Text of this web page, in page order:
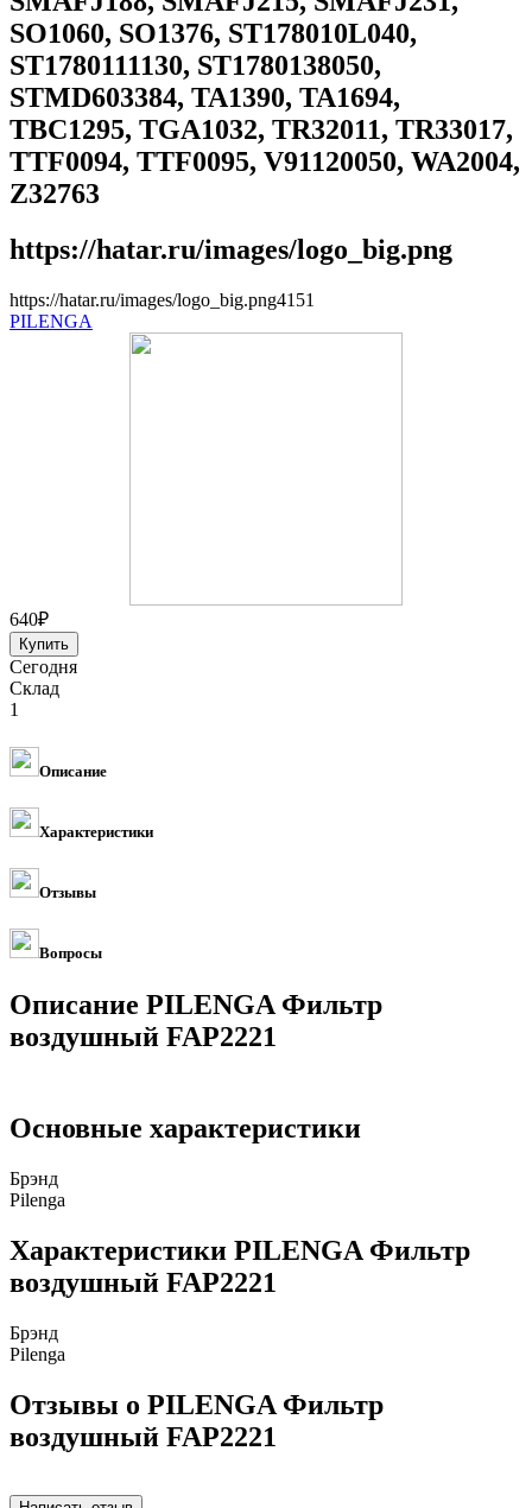
SO1060, SO1376, ST178010L040,
ST1780111130, ST1780138050,
STMD603384, TA1390, TA1694,
TBC1295, TGA1032, TR32011, TR33017,
TTF0094, TTF0095, V91120050, WA2004,
Z32763
https://hatar.ru/images/logo_big.png
https://hatar.ru/images/logo_big.png41 51
PILENGA
640₽
Сегодня
Склад
1
Описание
Характеристики
Отзывы
Вопросы
Описание PILENGA Фильтр
воздушный FAP2221
Основные характеристики
Брэнд
Pilenga
Характеристики PILENGA Фильтр
воздушный FAP2221
Брэнд
Pilenga
Отзывы о PILENGA Фильтр
воздушный FAP2221